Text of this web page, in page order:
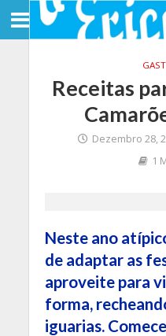
Receitas
Dezembro 28,
1
Neste ano
de adaptar as
aproveite para
forma,
iguarias.